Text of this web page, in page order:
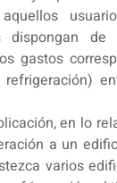
dispongan
gastos
en lo
a un
varios